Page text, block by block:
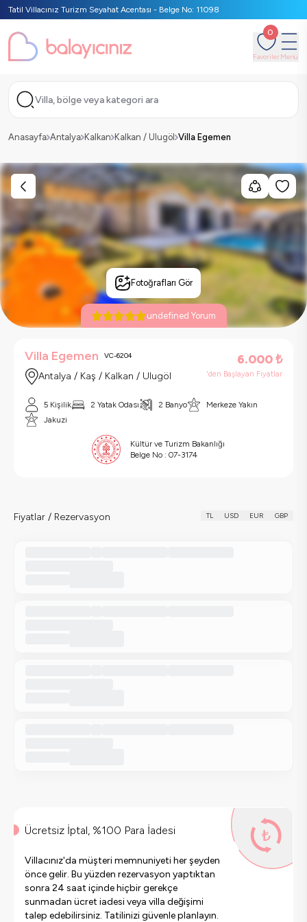
Tatil Villacınız Turizm Seyahat Acentası - Belge No: 11098
0
FavorilerMenü
Villa, bölge veya kategori ara
Anasayfa Antalya Kalkan Kalkan / Ulugöl Villa Egemen
Fotoğrafları Gör
undefined Yorum
Villa Egemen VC-6204
Antalya / Kaş / Kalkan / Ulugöl
6.000₺
'den Başlayan Fiyatlar
5 Kişilik 2 Yatak Odası 2 Banyo
Merkeze Yakın
Jakuzi
Kültür ve Turizm Bakanlığı
Belge No : 07-3174
Fiyatlar / Rezervasyon TL USD EUR GBP
Ücretsiz İptal, %100 Para İadesi
Villacınız'da müşteri memnuniyeti her şeyden
önce gelir. Bu yüzden rezervasyon yaptıktan
sonra 24 saat içinde hiçbir gerekçe
sunmadan ücret iadesi veya villa değişimi
talep edebilirsiniz. Tatilinizi güvenle planlayın.